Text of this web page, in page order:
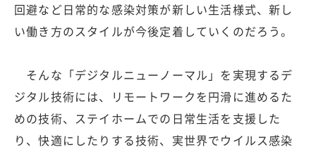
回避など日常的な感染対策が新しい生活様式、新し
い働き方のスタイルが今後定着していくのだろう。
そんな「デジタルニューノーマル」を実現するデ
ジタル技術には、リモートワークを円滑に進めるた
めの技術、ステイホームでの日常生活を支援した
り、快適にしたりする技術、実世界でウイルス感染